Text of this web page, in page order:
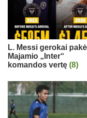
L. Messi gerokai
Majamio „Inter“
komandos vertę (8)